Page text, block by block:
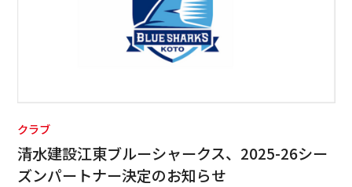
クラブ
清水建設江東ブルーシャークス、2025-26シー
ズンパートナー決定のお知らせ